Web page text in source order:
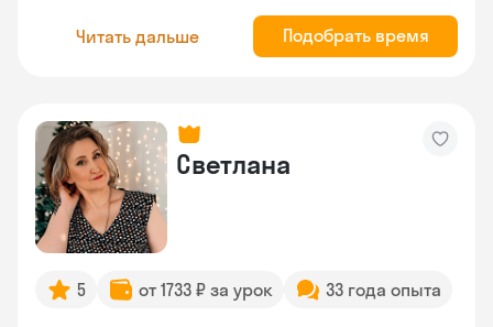
Читать дальше Подобрать время
Светлана
5 от 1733 ₽ за урок 33 года опыта